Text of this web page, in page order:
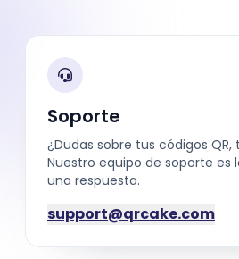
Soporte
¿Dudas sobre tus códigos
Nuestro equipo de soporte
una respuesta.
support@qrcake.com